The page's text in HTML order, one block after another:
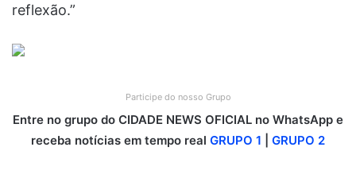
reflexão.”
Participe do nosso Grupo
Entre no grupo do CIDADE NEWS OFICIAL no WhatsApp e
receba notícias em tempo real GRUPO 1 GRUPO 2